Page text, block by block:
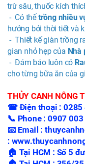
trừ sâu, thuốc kích
- Có thể trồng nhiều
hưởng bởi thời tiết và
- Thiết kế giàn trồng
gian nhỏ hẹp của Nhà
- Đảm bảo luôn có
cho từng bữa ăn của
THỦY CANH NÔNG
☎Điện thoại : 0285
📞 Phone : 0907
📧Email :
:
🏠 Tại HCM : Số 5